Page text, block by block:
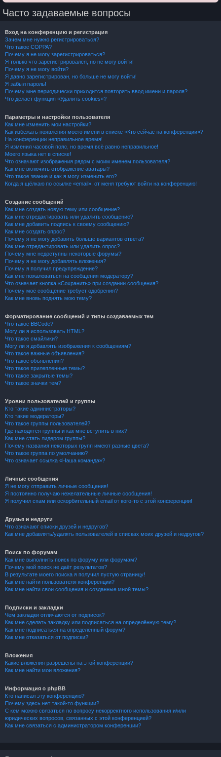
Часто задаваемые вопросы
Вход на конференцию и регистрация
Зачем мне нужно регистрироваться?
Что такое COPPA?
Почему я не могу зарегистрироваться?
Я только что зарегистрировался, но не могу войти!
Почему я не могу войти?
Я давно зарегистрирован, но больше не могу войти!
Я забыл пароль!
Почему мне периодически приходится повторять ввод имени и пароля?
Что делает функция «Удалить cookies»?
Параметры и настройки пользователя
Как мне изменить мои настройки?
Как избежать появления моего имени в списке «Кто сейчас на конференции»?
На конференции неправильное время!
Я изменил часовой пояс, но время всё равно неправильное!
Моего языка нет в списке!
Что означают изображения рядом с моим именем пользователя?
Как мне включить отображение аватары?
Что такое звание и как я могу изменить его?
Когда я щёлкаю по ссылке «email», от меня требуют войти на конференцию!
Создание сообщений
Как мне создать новую тему или сообщение?
Как мне отредактировать или удалить сообщение?
Как мне добавить подпись к своему сообщению?
Как мне создать опрос?
Почему я не могу добавить больше вариантов ответа?
Как мне отредактировать или удалить опрос?
Почему мне недоступны некоторые форумы?
Почему я не могу добавлять вложения?
Почему я получил предупреждение?
Как мне пожаловаться на сообщения модератору?
Что означает кнопка «Сохранить» при создании сообщения?
Почему моё сообщение требует одобрения?
Как мне вновь поднять мою тему?
Форматирование сообщений и типы создаваемых тем
Что такое BBCode?
Могу ли я использовать HTML?
Что такое смайлики?
Могу ли я добавлять изображения к сообщениям?
Что такое важные объявления?
Что такое объявления?
Что такое прилепленные темы?
Что такое закрытые темы?
Что такое значки тем?
Уровни пользователей и группы
Кто такие администраторы?
Кто такие модераторы?
Что такое группы пользователей?
Где находятся группы и как мне вступить в них?
Как мне стать лидером группы?
Почему названия некоторых групп имеют разные цвета?
Что такое группа по умолчанию?
Что означает ссылка «Наша команда»?
Личные сообщения
Я не могу отправить личные сообщения!
Я постоянно получаю нежелательные личные сообщения!
Я получил спам или оскорбительный email от кого-то с этой конференции!
Друзья и недруги
Что означают списки друзей и недругов?
Как мне добавлять/удалять пользователей в списках моих друзей и недругов?
Поиск по форумам
Как мне выполнить поиск по форуму или форумам?
Почему мой поиск не даёт результатов?
В результате моего поиска я получил пустую страницу!
Как мне найти пользователя конференции?
Как мне найти свои сообщения и созданные мной темы?
Подписки и закладки
Чем закладки отличаются от подписок?
Как мне сделать закладку или подписаться на определённую тему?
Как мне подписаться на определённый форум?
Как мне отказаться от подписки?
Вложения
Какие вложения разрешены на этой конференции?
Как мне найти мои вложения?
Информация о phpBB
Кто написал эту конференцию?
Почему здесь нет такой-то функции?
С кем можно связаться по вопросу некорректного использования и/или
юридических вопросов, связанных с этой конференцией?
Как мне связаться с администратором конференции?